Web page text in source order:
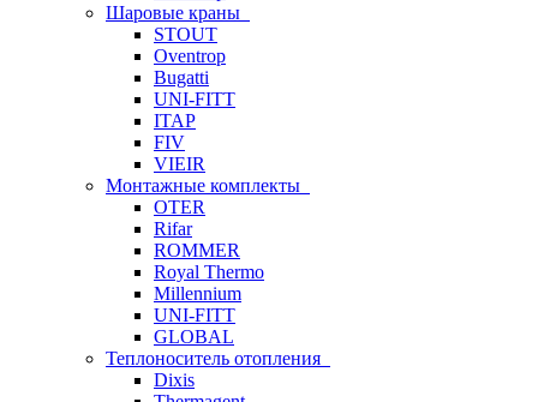
Шаровые краны
STOUT
Oventrop
Bugatti
UNI-FITT
ITAP
FIV
VIEIR
Монтажные комплекты
OTER
Rifar
ROMMER
Royal Thermo
Millennium
UNI-FITT
GLOBAL
Теплоноситель отопления
Dixis